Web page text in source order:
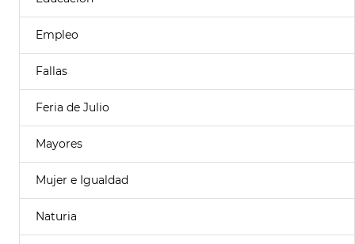
Empleo
Fallas
Feria de Julio
Mayores
Mujer e Igualdad
Naturia